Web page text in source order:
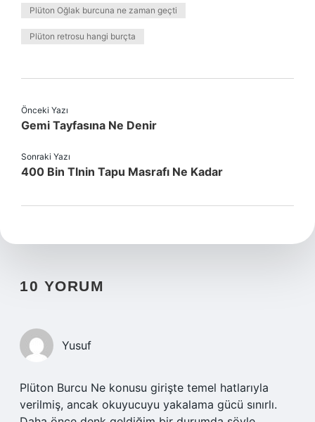
Plüton Oğlak burcuna ne zaman geçti
Plüton retrosu hangi burçta
Önceki Yazı
Gemi Tayfasına Ne Denir
Sonraki Yazı
400 Bin Tlnin Tapu Masrafı Ne Kadar
10 YORUM
Yusuf
Plüton Burcu Ne konusu girişte temel hatlarıyla
verilmiş, ancak okuyucuyu yakalama gücü sınırlı.